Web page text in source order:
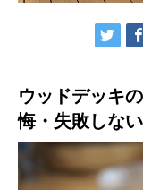
ウッドデッキ
悔・失敗しな